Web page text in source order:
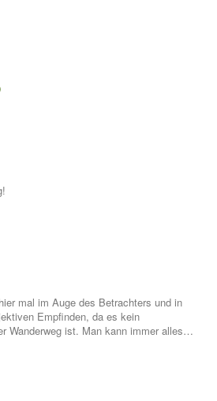
mal im Auge des Betrachters und in
Empfinden, da es kein
Wanderweg ist. Man kann immer alles…